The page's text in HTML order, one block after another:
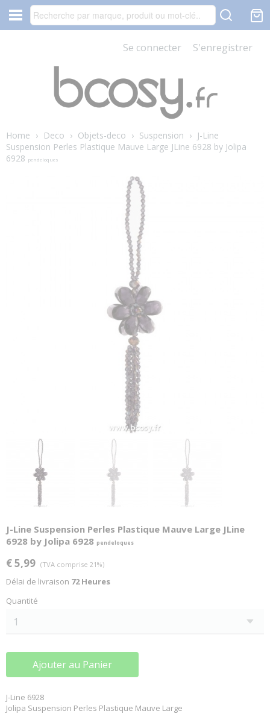
Se connecter S'enregistrer
Home › Deco › Objets-deco › Suspension › J-Line
Suspension Perles Plastique Mauve Large JLine 6928 by Jolipa
6928 pendeloques
J-Line Suspension Perles Plastique Mauve Large JLine
6928 by Jolipa 6928 pendeloques
€ 5,99 (TVA comprise 21%)
Délai de livraison 72 Heures
Quantité
Ajouter au Panier
J-Line 6928
Jolipa Suspension Perles Plastique Mauve Large